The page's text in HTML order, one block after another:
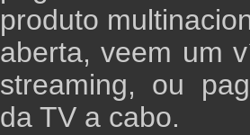
produto
aberta, veem um
streaming, ou
da TV a cabo.